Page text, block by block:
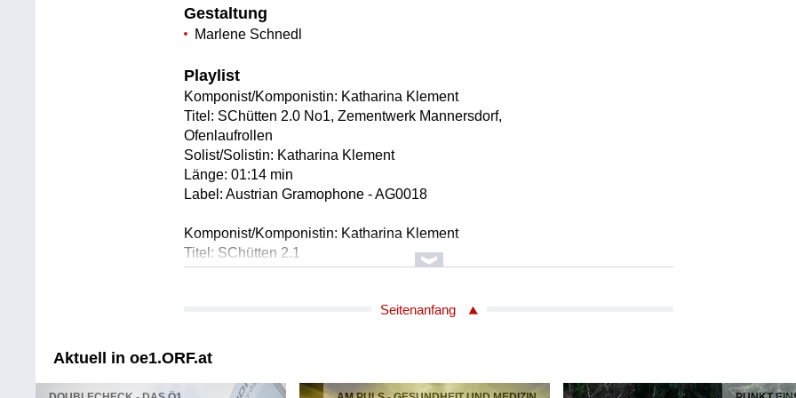
Gestaltung
Marlene Schnedl
Playlist
Komponist/Komponistin: Katharina Klement
Titel: SChütten 2.0 No1, Zementwerk Mannersdorf,
Ofenlaufrollen
Solist/Solistin: Katharina Klement
Länge: 01:14 min
Label: Austrian Gramophone - AG0018
Komponist/Komponistin: Katharina Klement
Titel: SChütten 2.1
Solist/Solistin: Audrey Chen (cello)
Label: Austrian Gramophone - AG0018
Komponist/Komponistin: Katharina Klement
Gosse und Ketten
Seitenanfang
Aktuell in oe1.ORF.at